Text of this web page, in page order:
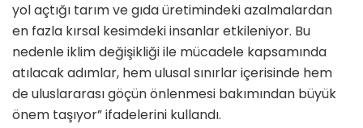
yol açtığı tarım ve gıda üretimindeki azalmalardan
en fazla kırsal kesimdeki insanlar etkileniyor. Bu
nedenle iklim değişikliği ile mücadele kapsamında
atılacak adımlar, hem ulusal sınırlar içerisinde hem
de uluslararası göçün önlenmesi bakımından büyük
önem taşıyor” ifadelerini kullandı.